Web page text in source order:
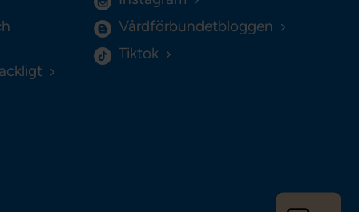
Vårdförbundetbloggen
Tiktok